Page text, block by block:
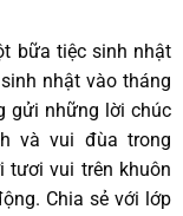
bữa tiệc sinh nhật
nhật vào tháng
gửi những lời chúc
và vui đùa trong
tươi vui trên khuôn
Chia sẻ với lớp